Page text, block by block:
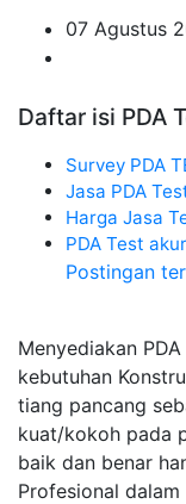
07 Agustus
Daftar isi PDA
Survey PDA
Jasa PDA
Harga Jasa
PDA Test
Postingan
Menyediakan
kebutuhan
tiang pancang
kuat/kokoh pada
baik dan benar
Profesional